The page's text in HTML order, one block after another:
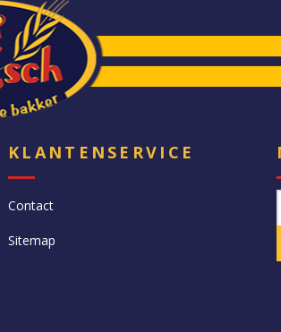
KLANTENSERVICE
Contact
Sitemap